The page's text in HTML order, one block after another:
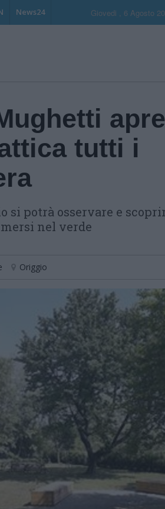
News24 Giovedi , 6 Agosto
tutti i
si potrà osservare e
nel verde
Origgio